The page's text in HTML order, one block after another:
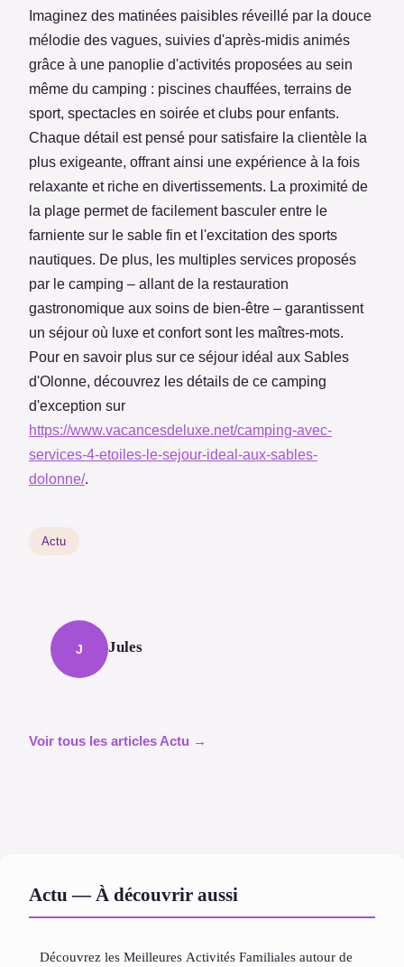
Imaginez des matinées paisibles réveillé par la douce
mélodie des vagues, suivies d'après-midis animés
grâce à une panoplie d'activités proposées au sein
même du camping : piscines chauffées, terrains de
sport, spectacles en soirée et clubs pour enfants.
Chaque détail est pensé pour satisfaire la clientèle la
plus exigeante, offrant ainsi une expérience à la fois
relaxante et riche en divertissements. La proximité de
la plage permet de facilement basculer entre le
farniente sur le sable fin et l'excitation des sports
nautiques. De plus, les multiples services proposés
par le camping – allant de la restauration
gastronomique aux soins de bien-être – garantissent
un séjour où luxe et confort sont les maîtres-mots.
Pour en savoir plus sur ce séjour idéal aux Sables
d'Olonne, découvrez les détails de ce camping
d'exception sur
https://www.vacancesdeluxe.net/camping-avec-
services-4-etoiles-le-sejour-ideal-aux-sables-
dolonne/.
Actu
J Jules
Voir tous les articles Actu →
Actu — À découvrir aussi
Découvrez les Meilleures Activités Familiales autour de